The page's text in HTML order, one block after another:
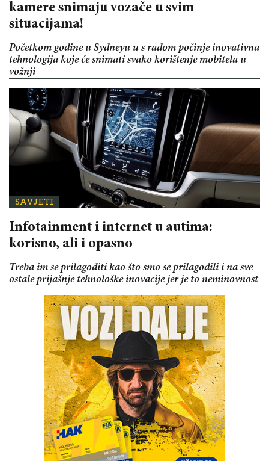
kamere snimaju vozače u svim
situacijama!
Početkom godine u Sydneyu u s radom počinje inovativna
tehnologija koje će snimati svako korištenje mobitela u
vožnji
SAVJETI
Infotainment i internet u autima:
korisno, ali i opasno
Treba im se prilagoditi kao što smo se prilagodili i na sve
ostale prijašnje tehnološke inovacije jer je to neminovnost